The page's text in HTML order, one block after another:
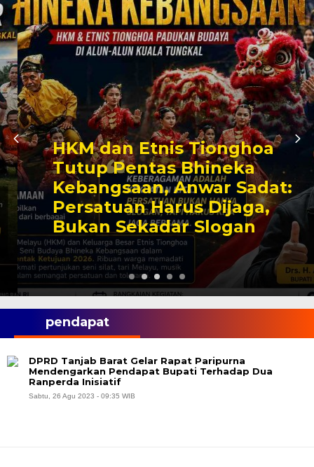
HKM dan Etnis Tionghoa
Tutup Pentas Bhineka
Kebangsaan, Anwar Sadat:
Persatuan Harus Dijaga,
Bukan Sekadar Slogan
pendapat
DPRD Tanjab Barat Gelar Rapat Paripurna
Mendengarkan Pendapat Bupati Terhadap Dua
Ranperda Inisiatif
Sabtu, 26 Agu 2023 - 09:35 WIB